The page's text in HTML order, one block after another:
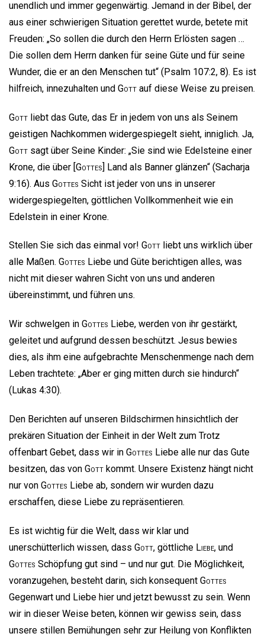
unendlich und immer gegenwärtig. Jemand in der Bibel, der
aus einer schwierigen Situation gerettet wurde, betete mit
Freuden: „So sollen die durch den Herrn Erlösten sagen …
Die sollen dem Herrn danken für seine Güte und für seine
Wunder, die er an den Menschen tut“ (Psalm 107:2, 8). Es ist
hilfreich, innezuhalten und Gott auf diese Weise zu preisen.
Gott liebt das Gute, das Er in jedem von uns als Seinem
geistigen Nachkommen widergespiegelt sieht, inniglich. Ja,
Gott sagt über Seine Kinder: „Sie sind wie Edelsteine einer
Krone, die über [Gottes] Land als Banner glänzen“ (Sacharja
9:16). Aus Gottes Sicht ist jeder von uns in unserer
widergespiegelten, göttlichen Vollkommenheit wie ein
Edelstein in einer Krone.
Stellen Sie sich das einmal vor! Gott liebt uns wirklich über
alle Maßen. Gottes Liebe und Güte berichtigen alles, was
nicht mit dieser wahren Sicht von uns und anderen
übereinstimmt, und führen uns.
Wir schwelgen in Gottes Liebe, werden von ihr gestärkt,
geleitet und aufgrund dessen beschützt. Jesus bewies
dies, als ihm eine aufgebrachte Menschenmenge nach dem
Leben trachtete: „Aber er ging mitten durch sie hindurch“
(Lukas 4:30).
Den Berichten auf unseren Bildschirmen hinsichtlich der
prekären Situation der Einheit in der Welt zum Trotz
offenbart Gebet, dass wir in Gottes Liebe alle nur das Gute
besitzen, das von Gott kommt. Unsere Existenz hängt nicht
nur von Gottes Liebe ab, sondern wir wurden dazu
erschaffen, diese Liebe zu repräsentieren.
Es ist wichtig für die Welt, dass wir klar und
unerschütterlich wissen, dass Gott, göttliche Liebe, und
Gottes Schöpfung gut sind – und nur gut. Die Möglichkeit,
voranzugehen, besteht darin, sich konsequent Gottes
Gegenwart und Liebe hier und jetzt bewusst zu sein. Wenn
wir in dieser Weise beten, können wir gewiss sein, dass
unsere stillen Bemühungen sehr zur Heilung von Konflikten